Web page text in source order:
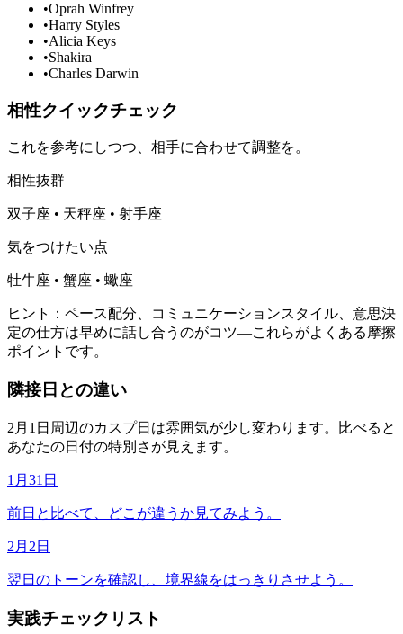
•Oprah Winfrey
•Harry Styles
•Alicia Keys
•Shakira
•Charles Darwin
相性クイックチェック
これを参考にしつつ、相手に合わせて調整を。
相性抜群
双子座 • 天秤座 • 射手座
気をつけたい点
牡牛座 • 蟹座 • 蠍座
ヒント：ペース配分、コミュニケーションスタイル、意思決
定の仕方は早めに話し合うのがコツ—これらがよくある摩擦
ポイントです。
隣接日との違い
2月1日周辺のカスプ日は雰囲気が少し変わります。比べると
あなたの日付の特別さが見えます。
1月31日
前日と比べて、どこが違うか見てみよう。
2月2日
翌日のトーンを確認し、境界線をはっきりさせよう。
実践チェックリスト